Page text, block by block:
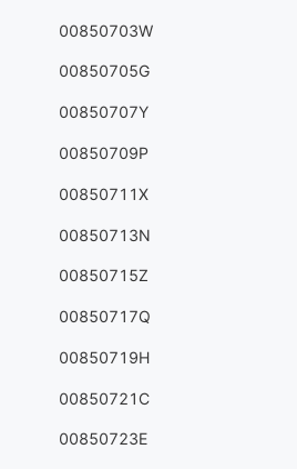
00850703W
00850705G
00850707Y
00850709P
00850711X
00850713N
00850715Z
00850717Q
00850719H
00850721C
00850723E